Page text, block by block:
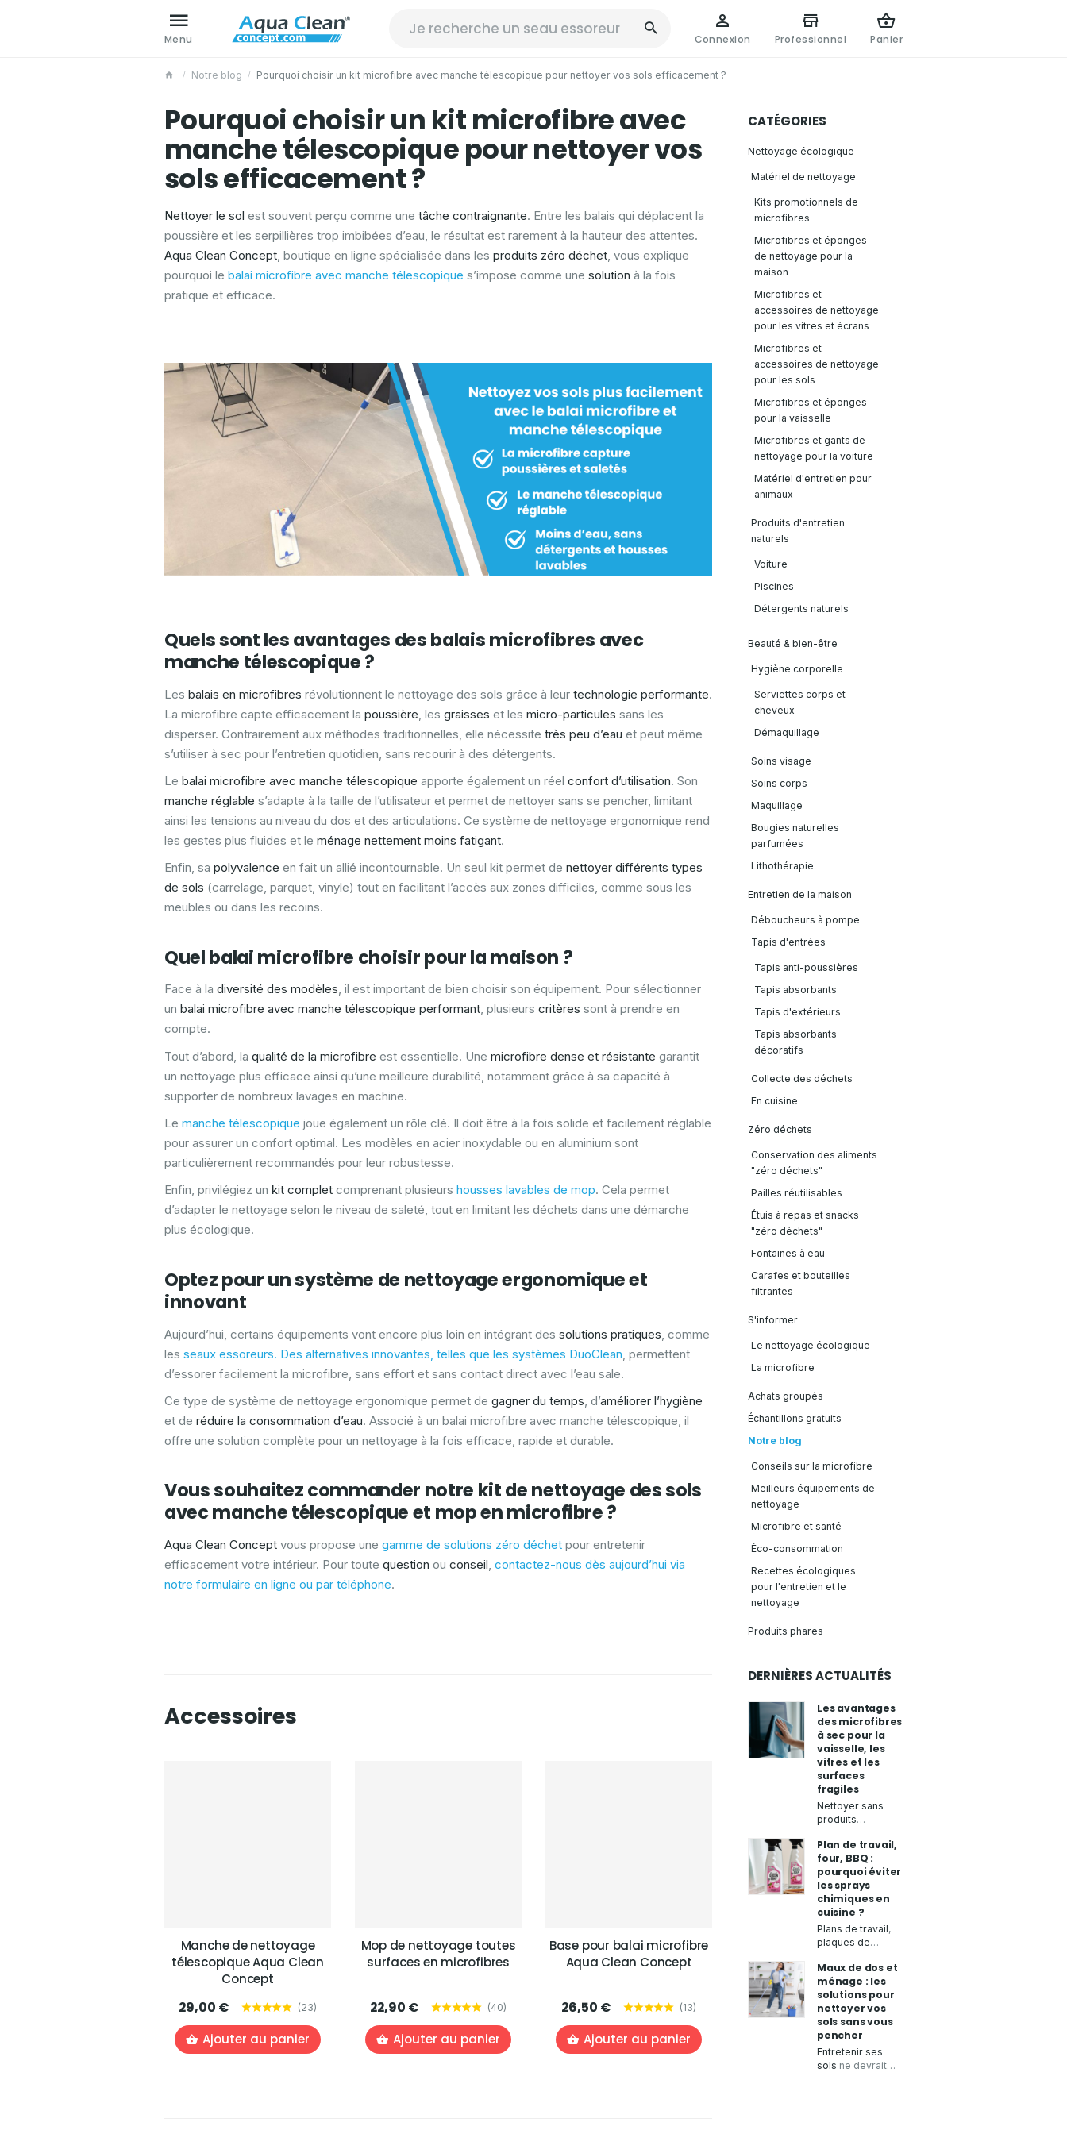
Menu Connexion Professionnel Panier
Notre blog Pourquoi choisir un kit microfibre avec manche télescopique pour nettoyer vos sols efficacement ?
Pourquoi choisir un kit microfibre avec
manche télescopique pour nettoyer vos
sols efficacement ?
Nettoyer le sol est souvent perçu comme une tâche contraignante. Entre les balais qui déplacent la
poussière et les serpillières trop imbibées d’eau, le résultat est rarement à la hauteur des attentes.
Aqua Clean Concept, boutique en ligne spécialisée dans les produits zéro déchet, vous explique
pourquoi le balai microfibre avec manche télescopique s’impose comme une solution à la fois
pratique et efficace.
Quels sont les avantages des balais microfibres avec
manche télescopique ?
Les balais en microfibres révolutionnent le nettoyage des sols grâce à leur technologie performante.
La microfibre capte efficacement la poussière , les graisses et les micro-particules sans les
disperser. Contrairement aux méthodes traditionnelles, elle nécessite très peu d’eau et peut même
s’utiliser à sec pour l’entretien quotidien, sans recourir à des détergents.
Le balai microfibre avec manche télescopique apporte également un réel confort d’utilisation. Son
manche réglable s’adapte à la taille de l’utilisateur et permet de nettoyer sans se pencher, limitant
ainsi les tensions au niveau du dos et des articulations. Ce système de nettoyage ergonomique rend
les gestes plus fluides et le ménage nettement moins fatigant.
Enfin, sa polyvalence en fait un allié incontournable. Un seul kit permet de nettoyer différents types
de sols (carrelage, parquet, vinyle) tout en facilitant l’accès aux zones difficiles, comme sous les
meubles ou dans les recoins.
Quel balai microfibre choisir pour la maison ?
Face à la diversité des modèles, il est important de bien choisir son équipement. Pour sélectionner
un balai microfibre avec manche télescopique performant, plusieurs critères sont à prendre en
compte.
Tout d’abord, la qualité de la microfibre est essentielle. Une microfibre dense et résistante garantit
un nettoyage plus efficace ainsi qu’une meilleure durabilité, notamment grâce à sa capacité à
supporter de nombreux lavages en machine.
Le manche télescopique joue également un rôle clé. Il doit être à la fois solide et facilement réglable
pour assurer un confort optimal. Les modèles en acier inoxydable ou en aluminium sont
particulièrement recommandés pour leur robustesse.
Enfin, privilégiez un kit complet comprenant plusieurs housses lavables de mop. Cela permet
d’adapter le nettoyage selon le niveau de saleté, tout en limitant les déchets dans une démarche
plus écologique.
Optez pour un système de nettoyage ergonomique et
innovant
Aujourd’hui, certains équipements vont encore plus loin en intégrant des solutions pratiques , comme
les seaux essoreurs. Des alternatives innovantes, telles que les systèmes DuoClean , permettent
d’essorer facilement la microfibre, sans effort et sans contact direct avec l’eau sale.
Ce type de système de nettoyage ergonomique permet de gagner du temps, d’améliorer l’hygiène
et de réduire la consommation d’eau. Associé à un balai microfibre avec manche télescopique, il
offre une solution complète pour un nettoyage à la fois efficace, rapide et durable.
Vous souhaitez commander notre kit de nettoyage des sols
avec manche télescopique et mop en microfibre ?
Aqua Clean Concept vous propose une gamme de solutions zéro déchet pour entretenir
efficacement votre intérieur. Pour toute question ou conseil, contactez-nous dès aujourd’hui via
notre formulaire en ligne ou par téléphone.
Accessoires
Manche de nettoyage
télescopique Aqua Clean
Concept
29,00 € (23)
Ajouter au panier
Mop de nettoyage toutes
surfaces en microfibres
22,90 € (40)
Ajouter au panier
Base pour balai microfibre
Aqua Clean Concept
26,50 € (13)
Ajouter au panier
CATÉGORIES
Nettoyage écologique
Matériel de nettoyage
Kits promotionnels de
microfibres
Microfibres et éponges
de nettoyage pour la
maison
Microfibres et
accessoires de nettoyage
pour les vitres et écrans
Microfibres et
accessoires de nettoyage
pour les sols
Microfibres et éponges
pour la vaisselle
Microfibres et gants de
nettoyage pour la voiture
Matériel d'entretien pour
animaux
Produits d'entretien
naturels
Voiture
Piscines
Détergents naturels
Beauté & bien-être
Hygiène corporelle
Serviettes corps et
cheveux
Démaquillage
Soins visage
Soins corps
Maquillage
Bougies naturelles
parfumées
Lithothérapie
Entretien de la maison
Déboucheurs à pompe
Tapis d'entrées
Tapis anti-poussières
Tapis absorbants
Tapis d'extérieurs
Tapis absorbants
décoratifs
Collecte des déchets
En cuisine
Zéro déchets
Conservation des aliments
"zéro déchets"
Pailles réutilisables
Étuis à repas et snacks
"zéro déchets"
Fontaines à eau
Carafes et bouteilles
filtrantes
S'informer
Le nettoyage écologique
La microfibre
Achats groupés
Échantillons gratuits
Notre blog
Conseils sur la microfibre
Meilleurs équipements de
nettoyage
Microfibre et santé
Éco-consommation
Recettes écologiques
pour l'entretien et le
nettoyage
Produits phares
DERNIÈRES ACTUALITÉS
Les avantages
des microfibres
à sec pour la
vaisselle, les
vitres et les
surfaces
fragiles
Nettoyer sans
produits
obtenant un
résultat
impeccable, c’est
possible grâce à
lamicrofibre à
sec.Aqua Clean
Concept ,
spécialiste des
déchet, vous
présente ses
chiffons
microfibres de
qualité, conçus
pouressuyer
faire brilleret
nettoyerde
Plan de travail,
four, BBQ :
pourquoi éviter
les sprays
chimiques en
cuisine ?
Plans de travail,
plaques de
barbecue : la
cuisine demande
un entretien
régulier pour
garantir une
bonne hygiène.
Aqua Clean
Concept,
Maux de dos et
ménage : les
solutions pour
nettoyer vos
sols sans vous
pencher
Entretenir ses
sols ne devrait